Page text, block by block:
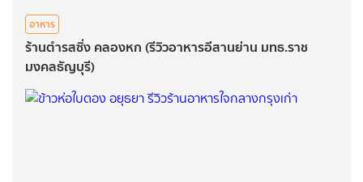
อาหาร
ร้านตำรสซิ่ง คลองหก (รีวิวอาหารอีสานย่าน มทธ.ราช
มงคลธัญบุรี)